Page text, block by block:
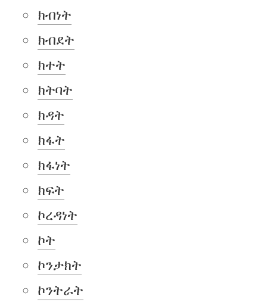
ክብነት
ክብደት
ክተት
ክትባት
ክዳት
ክፋት
ክፋነት
ክፍት
ኮረዳነት
ኮት
ኮንታክት
ኮንትራት